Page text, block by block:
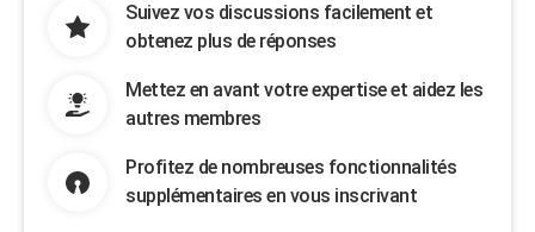
Suivez vos discussions facilement et
obtenez plus de réponses
Mettez en avant votre expertise et aidez les
autres membres
Profitez de nombreuses fonctionnalités
supplémentaires en vous inscrivant